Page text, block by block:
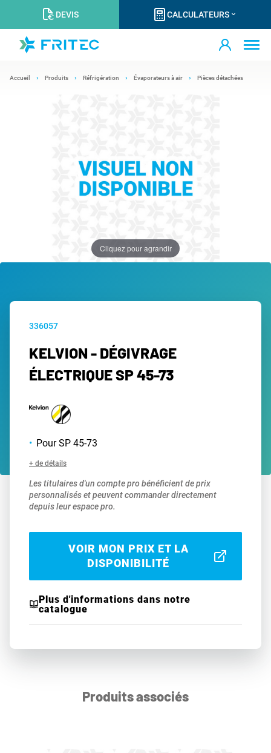
DEVIS CALCULATEURS
Accueil Produits Réfrigération Évaporateurs à air Pièces détachées
Cliquez pour agrandir
336057
KELVION - DÉGIVRAGE
ÉLECTRIQUE SP 45-73
Pour SP 45-73
+ de détails
Les titulaires d'un compte pro bénéficient de prix
personnalisés et peuvent commander directement
depuis leur espace pro.
VOIR MON PRIX ET LA
DISPONIBILITÉ
Plus d'informations dans notre
catalogue
Produits associés